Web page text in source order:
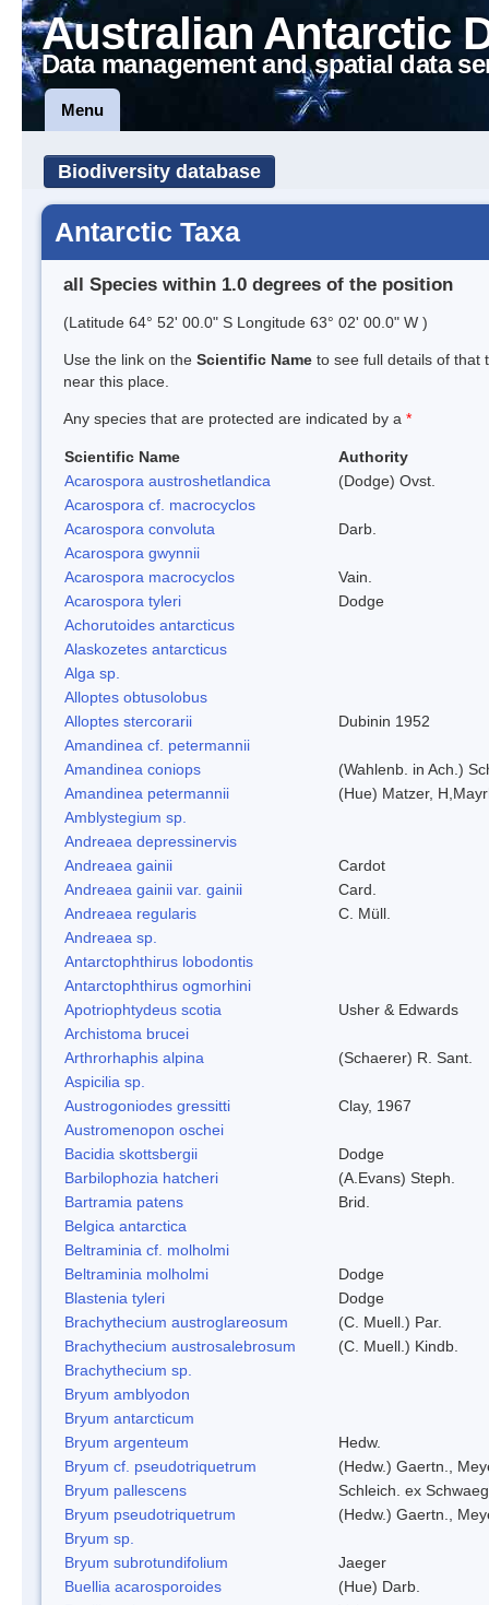
Australian Antarctic
Data management and spatial data
Menu
Biodiversity database
Antarctic Taxa
all Species within 1.0 degrees of the position
(Latitude 64° 52' 00.0" S Longitude 63° 02' 00.0" W )
Use the link on the Scientific Name to see full details of that
near this place.
Any species that are protected are indicated by a *
Scientific Name
Authority
Acarospora austroshetlandica
(Dodge) Ovst.
Acarospora cf. macrocyclos
Acarospora convoluta
Darb.
Acarospora gwynnii
Acarospora macrocyclos
Vain.
Acarospora tyleri
Dodge
Achorutoides antarcticus
Alaskozetes antarcticus
Alga sp.
Alloptes obtusolobus
Alloptes stercorarii
Dubinin 1952
Amandinea cf. petermannii
Amandinea coniops
(Wahlenb. in Ach.)
Amandinea petermannii
(Hue) Matzer,
Amblystegium sp.
Andreaea depressinervis
Andreaea gainii
Cardot
Andreaea gainii var. gainii
Card.
Andreaea regularis
C. Müll.
Andreaea sp.
Antarctophthirus lobodontis
Antarctophthirus ogmorhini
Apotriophtydeus scotia
Usher & Edwards
Archistoma brucei
Arthrorhaphis alpina
(Schaerer) R. Sant.
Aspicilia sp.
Austrogoniodes gressitti
Clay, 1967
Austromenopon oschei
Bacidia skottsbergii
Dodge
Barbilophozia hatcheri
(A.Evans) Steph.
Bartramia patens
Brid.
Belgica antarctica
Beltraminia cf. molholmi
Beltraminia molholmi
Dodge
Blastenia tyleri
Dodge
Brachythecium austroglareosum
(C. Muell.) Par.
Brachythecium austrosalebrosum
(C. Muell.) Kindb.
Brachythecium sp.
Bryum amblyodon
Bryum antarcticum
Bryum argenteum
Hedw.
Bryum cf. pseudotriquetrum
(Hedw.) Gaertn.,
Bryum pallescens
Schleich. ex
Bryum pseudotriquetrum
(Hedw.) Gaertn.,
Bryum sp.
Bryum subrotundifolium
Jaeger
Buellia acarosporoides
(Hue) Darb.